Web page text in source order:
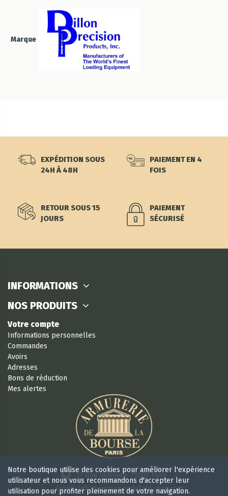
Marque
EXPÉDITION SOUS
24H À 48H
PAIEMENT EN 4
FOIS
RETOUR SOUS 15
JOURS
PAIEMENT
SÉCURISÉ
INFORMATIONS
NOS PRODUITS
Votre compte
Informations personnelles
Commandes
Avoirs
Adresses
Bons de réduction
Mes alertes
37 Rue Vivienne, 75002 Paris
Email : info@armureriedelabourse.com
Notre boutique utilise des cookies pour améliorer l'expérience
utilisateur et nous vous recommandons d'accepter leur
utilisation pour profiter pleinement de votre navigation.